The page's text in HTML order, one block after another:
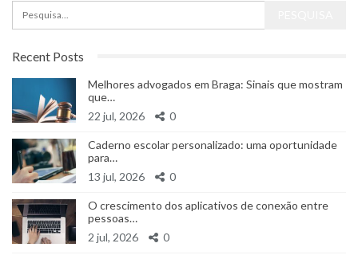
Recent Posts
Melhores advogados em Braga: Sinais que mostram
que…
22 jul, 2026
0
Caderno escolar personalizado: uma oportunidade
para…
13 jul, 2026
0
O crescimento dos aplicativos de conexão entre
pessoas…
2 jul, 2026
0